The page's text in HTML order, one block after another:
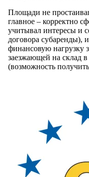
Площади не
главное – корректно
учитывал интересы и
договора субаренды),
финансовую нагрузку
заезжающей на склад в
(возможность